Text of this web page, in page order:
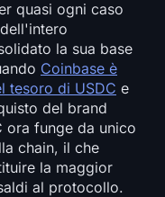
quasi ogni caso
la sua base
Coinbase è
tesoro di USDC e
del brand
ora funge da unico
chain, il che
la maggior
al protocollo.